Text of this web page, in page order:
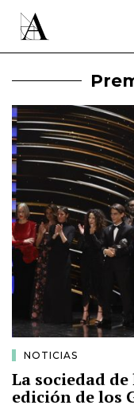
NOTICIAS
La sociedad
edición de los
ÚNETE A